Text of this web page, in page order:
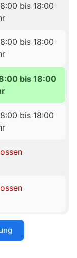
bis 18:00
bis 18:00
bis 18:00
bis 18:00